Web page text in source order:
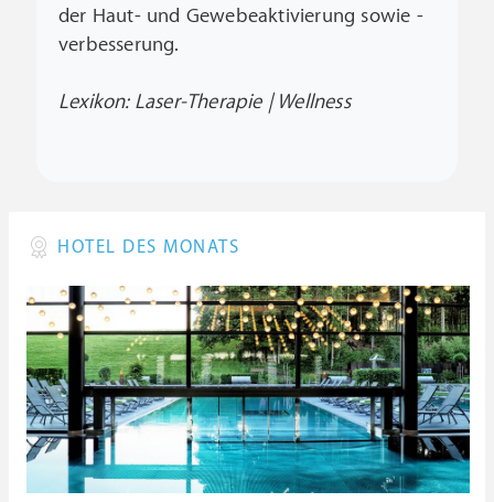
der Haut- und Gewebeaktivierung sowie -
verbesserung.
Lexikon: Laser-Therapie | Wellness
HOTEL DES MONATS